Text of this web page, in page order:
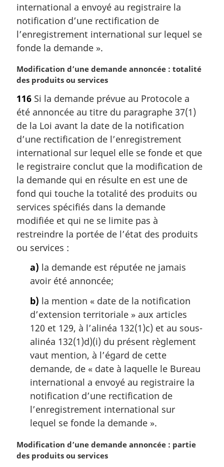
international a envoyé au registraire la
notification d’une rectification de
l’enregistrement international sur lequel se
fonde la demande ».
N
o
e
m
a
r
i
n
a
l
:
Modification d’une demande annoncée : totalité
des produits ou services
116 Si la demande prévue au Protocole a
été annoncée au titre du paragraphe 37(1)
de la Loi avant la date de la notification
d’une rectification de l’enregistrement
international sur lequel elle se fonde et que
le registraire conclut que la modification de
la demande qui en résulte en est une de
fond qui touche la totalité des produits ou
services spécifiés dans la demande
modifiée et qui ne se limite pas à
restreindre la portée de l’état des produits
ou services :
a) la demande est réputée ne jamais
avoir été annoncée;
b) la mention « date de la notification
d’extension territoriale » aux articles
120 et 129, à l’alinéa 132(1)c) et au sous-
alinéa 132(1)d)(i) du présent règlement
vaut mention, à l’égard de cette
demande, de « date à laquelle le Bureau
international a envoyé au registraire la
notification d’une rectification de
l’enregistrement international sur
lequel se fonde la demande ».
N
o
Modification d’une demande annoncée : partie
des produits ou services